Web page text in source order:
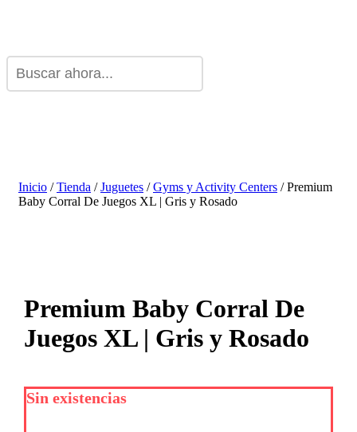
Inicio /Tienda /Juguetes /Gyms y Activity Centers / Premium
Baby Corral De Juegos XL | Gris y Rosado
Premium Baby Corral De
Juegos XL | Gris y Rosado
Sin existencias